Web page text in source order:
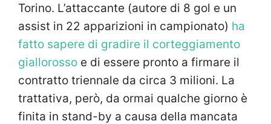
Torino. L’attaccante (autore di 8 gol e un
assist in 22 apparizioni in campionato) ha
fatto sapere di gradire il corteggiamento
giallorosso e di essere pronto a firmare il
contratto triennale da circa 3 milioni. La
trattativa, però, da ormai qualche giorno è
finita in stand-by a causa della mancata